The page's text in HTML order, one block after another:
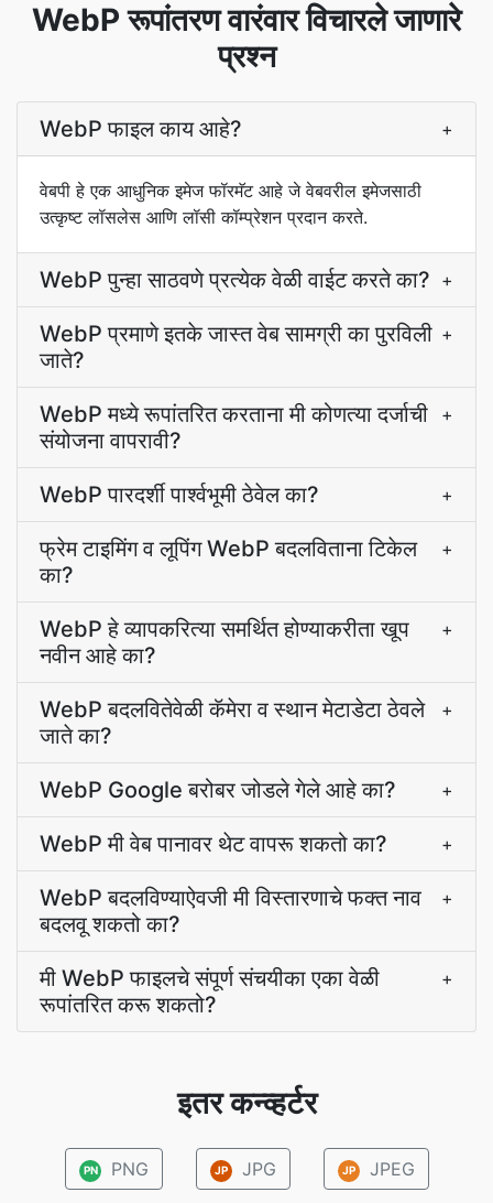
WebP रूपांतरण वारंवार विचारले जाणारे
प्रश्न
WebP फाइल काय आहे? +
वेबपी हे एक आधुनिक इमेज फॉरमॅट आहे जे वेबवरील इमेजसाठी
उत्कृष्ट लॉसलेस आणि लॉसी कॉम्प्रेशन प्रदान करते.
WebP पुन्हा साठवणे प्रत्येक वेळी वाईट करते का? +
WebP प्रमाणे इतके जास्त वेब सामग्री का पुरविली
जाते?
+
WebP मध्ये रूपांतरित करताना मी कोणत्या दर्जाची
संयोजना वापरावी?
+
WebP पारदर्शी पार्श्वभूमी ठेवेल का? +
फ्रेम टाइमिंग व लूपिंग WebP बदलविताना टिकेल
का?
+
WebP हे व्यापकरित्या समर्थित होण्याकरीता खूप
नवीन आहे का?
+
WebP बदलवितेवेळी कॅमेरा व स्थान मेटाडेटा ठेवले
जाते का?
+
WebP Google बरोबर जोडले गेले आहे का? +
WebP मी वेब पानावर थेट वापरू शकतो का? +
WebP बदलविण्याऐवजी मी विस्तारणाचे फक्त नाव
बदलवू शकतो का?
+
मी WebP फाइलचे संपूर्ण संचयीका एका वेळी
रूपांतरित करू शकतो?
+
इतर कन्व्हर्टर
PN PNG JP JPG JP JPEG